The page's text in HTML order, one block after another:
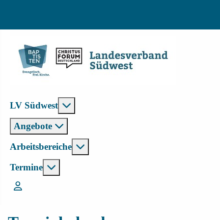
LV Südwest
Angebote
Arbeitsbereiche
Termine